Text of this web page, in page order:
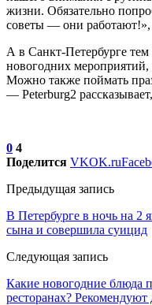
жизни. Обязательно
советы — они
А в Санкт-Петербурге
новогодних
Можно также поймать
— Peterburg2
0 4
Поделится VKOK.ru
Предыдущая запись
В Петербурге в ночь на 2
сына и совершила суицид
Следующая запись
Какие новогодние блюда
ресторанах? Рекомендуют